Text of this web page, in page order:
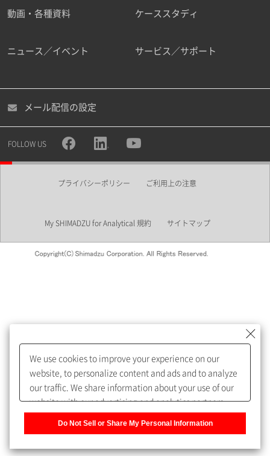
職種
所属部署
めします。
My SHIMADZU for Analyticalへ登録いただくと、技術情報や
取扱説明書・Webinarなどの閲覧ができます。
うになります。
動画・各種資料 ケーススタディ
ニュース／イベント サービス／サポート
メール配信の設定
FOLLOW US
プライバシーポリシー ご利用上の注意
My SHIMADZU for Analytical 規約 サイトマップ
We use cookies to improve your experience on our
website, to personalize content and ads and to analyze
our traffic. We share information about your use of our
website with our advertising and analytics partners,
Do Not Sell or Share My Personal Information